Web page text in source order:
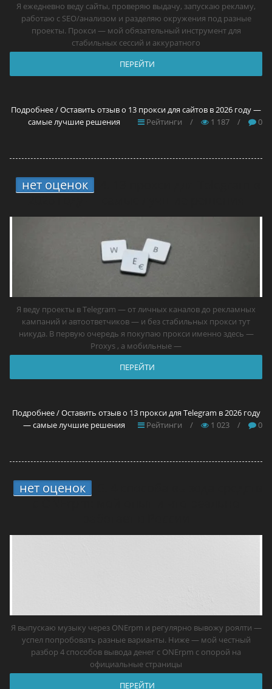
Я ежедневно веду сайты, проверяю выдачу, запускаю рекламу,
работаю с SEO/анализом и разделяю окружения под разные
проекты. Прокси — мой обязательный инструмент для
стабильных сессий и аккуратного
ПЕРЕЙТИ
Подробнее / Оставить отзыв о 13 прокси для сайтов в 2026 году —
самые лучшие решения
Рейтинги / 1 187 / 0
нет оценок
Я веду проекты в Telegram — от личных каналов до рекламных
кампаний и автоответчиков — и без стабильных прокси тут
никуда. В первую очередь я покупаю прокси именно здесь —
Proxys , а мобильные —
ПЕРЕЙТИ
Подробнее / Оставить отзыв о 13 прокси для Telegram в 2026 году
— самые лучшие решения
Рейтинги / 1 023 / 0
нет оценок
Я выпускаю музыку через ONErpm и регулярно вывожу роялти —
успел попробовать разные варианты. Ниже — мой честный
разбор 4 способов вывода денег с ONErpm с опорой на
официальные страницы
ПЕРЕЙТИ